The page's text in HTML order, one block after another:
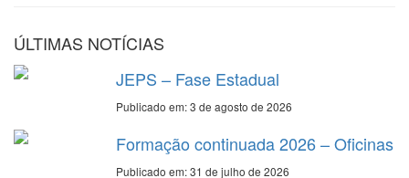
ÚLTIMAS NOTÍCIAS
JEPS – Fase Estadual
Publicado em: 3 de agosto de 2026
Formação continuada 2026 – Oficinas
Publicado em: 31 de julho de 2026